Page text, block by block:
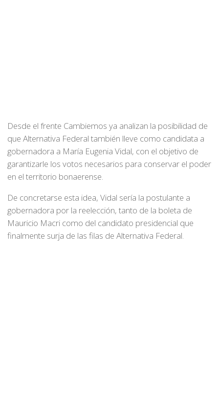
Desde el frente Cambiemos ya analizan la posibilidad de
que Alternativa Federal también lleve como candidata a
gobernadora a María Eugenia Vidal, con el objetivo de
garantizarle los votos necesarios para conservar el poder
en el territorio bonaerense.
De concretarse esta idea, Vidal sería la postulante a
gobernadora por la reelección, tanto de la boleta de
Mauricio Macri como del candidato presidencial que
finalmente surja de las filas de Alternativa Federal.